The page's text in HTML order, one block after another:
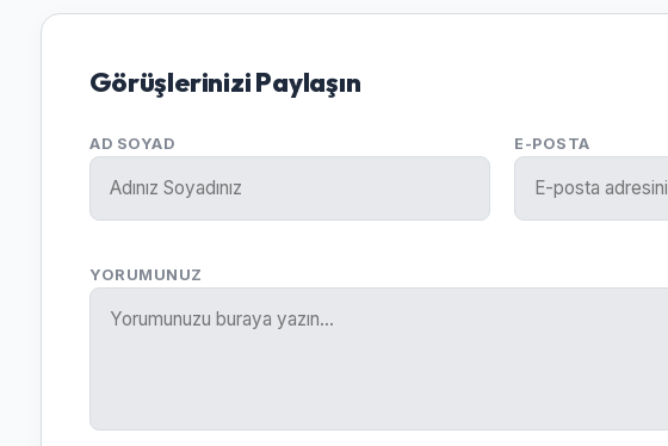
Görüşlerinizi Paylaşın
AD SOYAD E-POSTA
YORUMUNUZ